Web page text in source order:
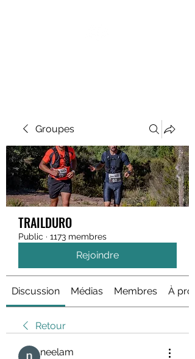
Groupes
TRAILDURO
Public · 1173 membres
Rejoindre
Discussion Médias Membres À
Retour
neelam